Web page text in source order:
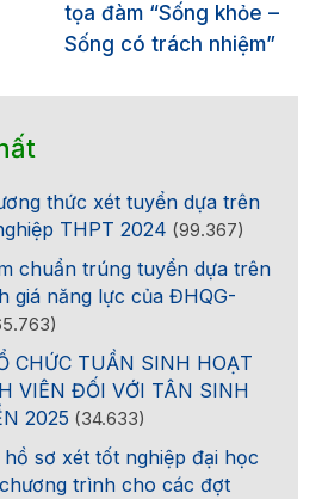
tọa đàm “Sống khỏe –
Sống có trách nhiệm”
thức xét tuyển dựa trên
THPT 2024 (99.367)
chuẩn trúng tuyển dựa trên
giá năng lực của ĐHQG-
CHỨC TUẦN SINH HOẠT
VIÊN ĐỐI VỚI TÂN SINH
2025 (34.633)
sơ xét tốt nghiệp đại học
trình cho các đợt